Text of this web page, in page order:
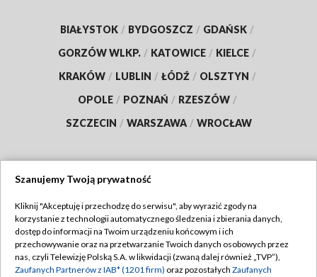
BIAŁYSTOK / BYDGOSZCZ / GDAŃSK /
GORZÓW WLKP. / KATOWICE / KIELCE /
KRAKÓW / LUBLIN / ŁÓDŹ / OLSZTYN /
OPOLE / POZNAŃ / RZESZÓW /
SZCZECIN / WARSZAWA / WROCŁAW
TVP
Abonament TVP
Emisja w TVP
Regulamin TVP
Polityka prywatności
Szanujemy Twoją prywatność
Kliknij "Akceptuję i przechodzę do serwisu", aby wyrazić zgody na
korzystanie z technologii automatycznego śledzenia i zbierania danych,
dostęp do informacji na Twoim urządzeniu końcowym i ich
przechowywanie oraz na przetwarzanie Twoich danych osobowych przez
nas, czyli Telewizję Polską S.A. w likwidacji (zwaną dalej również „TVP”),
Zaufanych Partnerów z IAB* (1201 firm) oraz pozostałych Zaufanych